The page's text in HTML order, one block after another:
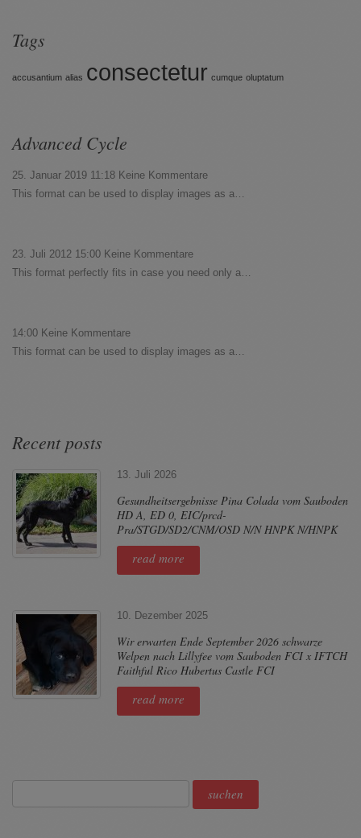
Tags
accusantium alias consectetur cumque oluptatum
Advanced Cycle
25. Januar 2019 11:18 Keine Kommentare
This format can be used to display images as a…
23. Juli 2012 15:00 Keine Kommentare
This format perfectly fits in case you need only a…
14:00 Keine Kommentare
This format can be used to display images as a…
Recent posts
13. Juli 2026
Gesundheitsergebnisse Pina Colada vom Sauboden
HD A, ED 0, EIC/prcd-
Pra/STGD/SD2/CNM/OSD N/N HNPK N/HNPK
read more
10. Dezember 2025
Wir erwarten Ende September 2026 schwarze
Welpen nach Lillyfee vom Sauboden FCI x IFTCH
Faithful Rico Hubertus Castle FCI
read more